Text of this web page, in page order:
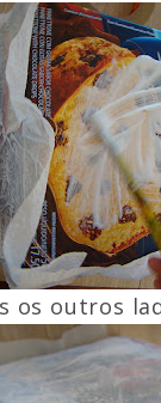
os outros